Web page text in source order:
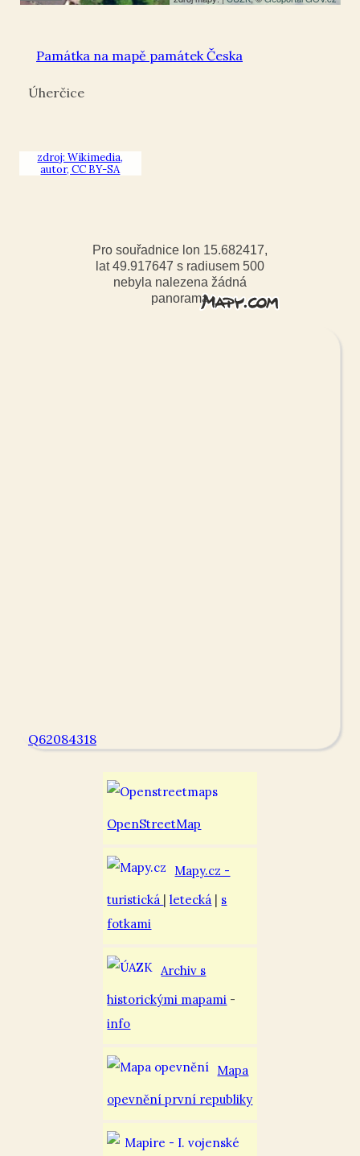
Památka na mapě památek Česka
Úherčice
zdroj: Wikimedia,
autor, CC BY-SA
Pro souřadnice lon 15.682417,
lat 49.917647 s radiusem 500
nebyla nalezena žádná
panorama
Q62084318
OpenStreetMap
Mapy.cz -
turistická |letecká | s
fotkami
Archiv s
historickými mapami -
info
Mapa
opevnění první republiky